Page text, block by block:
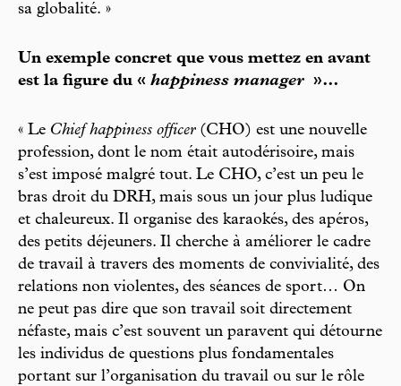
sa globalité. »
Un exemple concret que vous mettez en avant
est la figure du « happiness manager »…
« Le Chief happiness officer(CHO) est une nouvelle
profession, dont le nom était autodérisoire, mais
s’est imposé malgré tout. Le CHO, c’est un peu le
bras droit du DRH, mais sous un jour plus ludique
et chaleureux. Il organise des karaokés, des apéros,
des petits déjeuners. Il cherche à améliorer le cadre
de travail à travers des moments de convivialité, des
relations non violentes, des séances de sport… On
ne peut pas dire que son travail soit directement
néfaste, mais c’est souvent un paravent qui détourne
les individus de questions plus fondamentales
portant sur l’organisation du travail ou sur le rôle